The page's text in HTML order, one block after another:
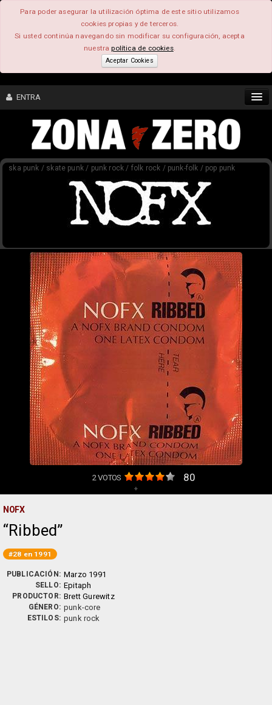
Para poder asegurar la utilización óptima de este sitio utilizamos
cookies propias y de terceros.
Si usted continúa navegando sin modificar su configuración, acepta
nuestrapolítica de cookies.
Aceptar Cookies
ENTRA
CONTENIDO
COMUNIDAD
ska punk / skate punk / punk rock / folk rock / punk-folk / pop punk
2VOTOS 80
+
NOFX
Ribbed
#28 en 1991
PUBLICACIÓN: Marzo 1991
SELLO: Epitaph
PRODUCTOR: Brett Gurewitz
GÉNERO: punk-core
ESTILOS: punk rock